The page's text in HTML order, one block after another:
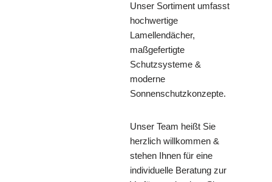
Unser Sortiment umfasst
hochwertige
Lamellendächer,
maßgefertigte
Schutzsysteme &
moderne
Sonnenschutzkonzepte.
Unser Team heißt Sie
herzlich willkommen &
stehen Ihnen für eine
individuelle Beratung zur